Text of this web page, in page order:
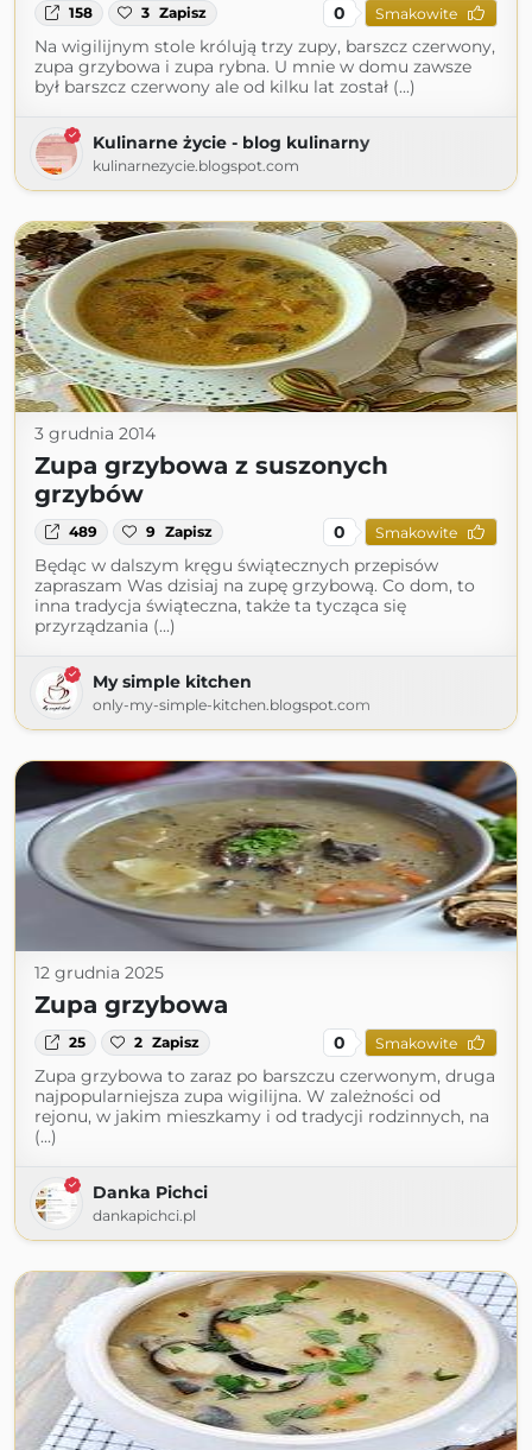
158 3 Zapisz 0 Smakowite
Na wigilijnym stole królują trzy zupy, barszcz czerwony,
zupa grzybowa i zupa rybna. U mnie w domu zawsze
był barszcz czerwony ale od kilku lat został (...)
Kulinarne życie - blog kulinarny
kulinarnezycie.blogspot.com
3 grudnia 2014
Zupa grzybowa z suszonych
grzybów
489 9 Zapisz 0 Smakowite
Będąc w dalszym kręgu świątecznych przepisów
zapraszam Was dzisiaj na zupę grzybową. Co dom, to
inna tradycja świąteczna, także ta tycząca się
przyrządzania (...)
My simple kitchen
only-my-simple-kitchen.blogspot.com
12 grudnia 2025
Zupa grzybowa
25 2 Zapisz 0 Smakowite
Zupa grzybowa to zaraz po barszczu czerwonym, druga
najpopularniejsza zupa wigilijna. W zależności od
rejonu, w jakim mieszkamy i od tradycji rodzinnych, na
(...)
Danka Pichci
dankapichci.pl